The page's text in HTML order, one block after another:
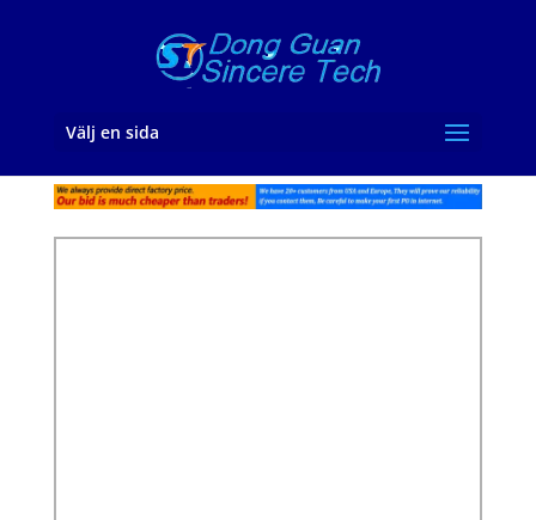
Välj en sida